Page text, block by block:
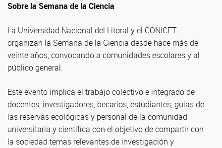
Sobre la Semana de la Ciencia
La Universidad Nacional del Litoral y el CONICET
organizan la Semana de la Ciencia desde hace más de
veinte años, convocando a comunidades escolares y al
público general.
Este evento implica el trabajo colectivo e integrado de
docentes, investigadores, becarios, estudiantes, guías de
las reservas ecológicas y personal de la comunidad
universitaria y científica con el objetivo de compartir con
la sociedad temas relevantes de investigación y